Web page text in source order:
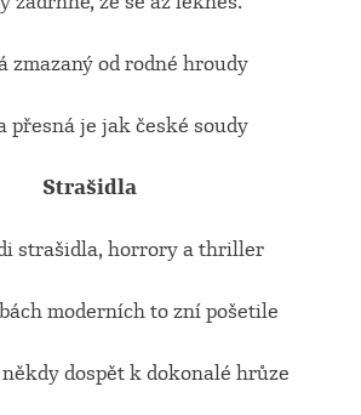
zmazaný od rodné hroudy
přesná je jak české soudy
Strašidla
strašidla, horrory a thriller
moderních to zní pošetile
dospět k dokonalé hrůze